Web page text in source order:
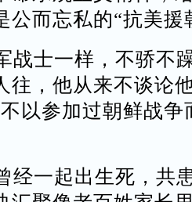
公而忘私的“抗美援
士一样，不骄不
往，他从来不谈论
以参加过朝鲜战争
一起出生死，共